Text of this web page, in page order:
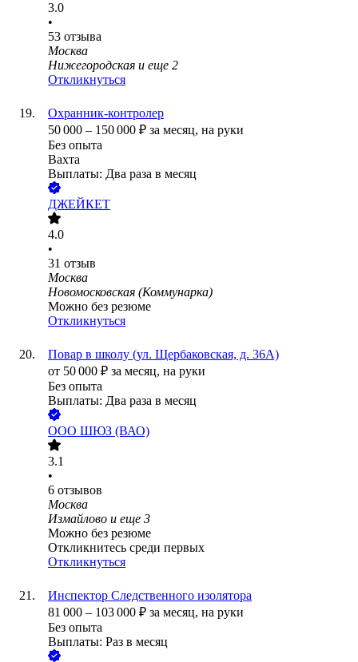
3.0
•
53 отзыва
Москва
Нижегородская и еще 2
Откликнуться
Охранник-контролер
50 000 – 150 000 ₽ за месяц, на руки
Без опыта
Вахта
Выплаты: Два раза в месяц
ДЖЕЙКЕТ
4.0
•
31 отзыв
Москва
Новомосковская (Коммунарка)
Можно без резюме
Откликнуться
Повар в школу (ул. Щербаковская, д. 36А)
от 50 000 ₽ за месяц, на руки
Без опыта
Выплаты: Два раза в месяц
ООО ШЮЗ (ВАО)
3.1
•
6 отзывов
Москва
Измайлово и еще 3
Можно без резюме
Откликнитесь среди первых
Откликнуться
Инспектор Следственного изолятора
81 000 – 103 000 ₽ за месяц, на руки
Без опыта
Выплаты: Раз в месяц